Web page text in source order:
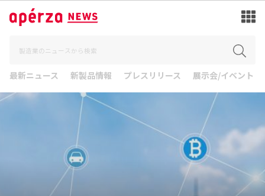
最新ニュース 新製品情報 プレスリリース 展示会/イベント